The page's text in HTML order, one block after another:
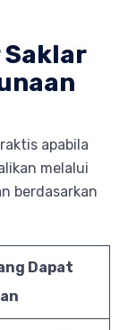
apabila
melalui
berdasarkan
Dapat